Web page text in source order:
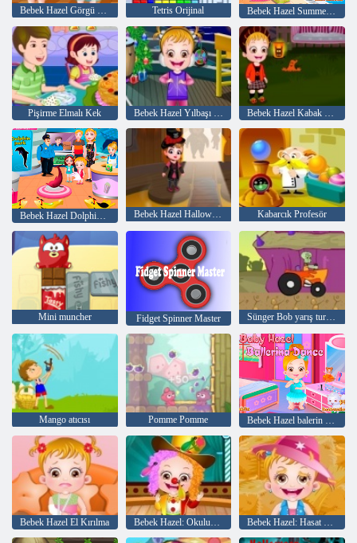
Bebek Hazel Görgü öğrenir Tetris Orijinal Bebek Hazel Summer Fun
Pişirme Elmalı Kek Bebek Hazel Yılbaşı Bash Bebek Hazel Kabak Partisi
Bebek Hazel Halloween Kalesi Kabarcık Profesör
Mini muncher Fidget Spinner Master Sünger Bob yarış turnuva
Mango atıcısı Pomme Pomme Bebek Hazel balerin dans
Bebek Hazel El Kırılma Bebek Hazel: Okulun Yıllık günü Bebek Hazel: Hasat Şenliği